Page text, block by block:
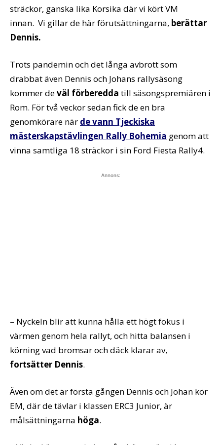
sträckor, ganska lika Korsika där vi kört VM
innan. Vi gillar de här förutsättningarna, berättar
Dennis.
Trots pandemin och det långa avbrott som
drabbat även Dennis och Johans rallysäsong
kommer deväl förberedda till säsongspremiären i
Rom. För två veckor sedan fick de en bra
genomkörare när de vann Tjeckiska
mästerskapstävlingen Rally Bohemia genom att
vinna samtliga 18 sträckor i sin Ford Fiesta Rally4.
Annons:
– Nyckeln blir att kunna hålla ett högt fokus i
värmen genom hela rallyt, och hitta balansen i
körning vad bromsar och däck klarar av,
fortsätter Dennis.
Även om det är första gången Dennis och Johan kör
EM, där de tävlar i klassen ERC3 Junior, är
målsättningarna höga.